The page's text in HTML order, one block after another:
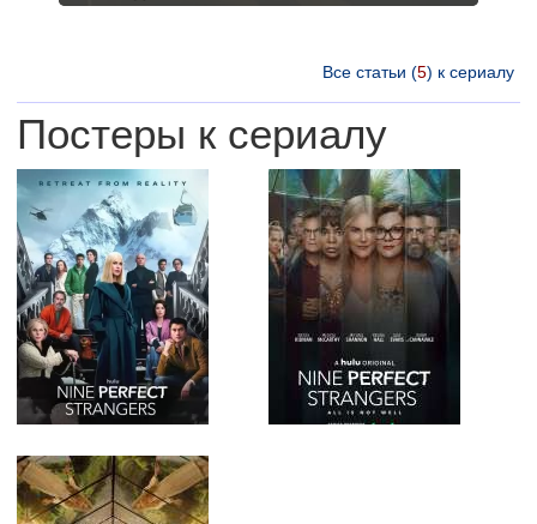
Все статьи (5) к сериалу
Постеры к сериалу